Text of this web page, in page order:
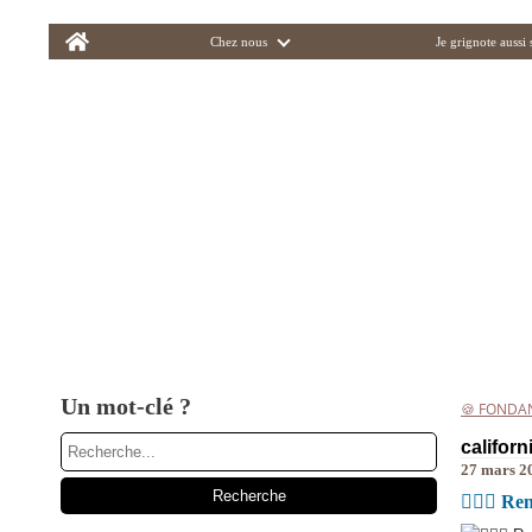
Home
Chez nous Je grignote
Un mot-clé ? 🍪
27 mars
🏄🏾‍♀️